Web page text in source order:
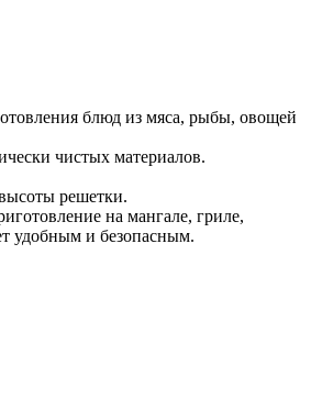
блюд из мяса, рыбы, овощей
чистых материалов.
решетки.
на мангале, гриле,
удобным и безопасным.